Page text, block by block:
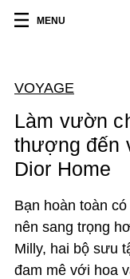
MENU
VOYAGE
Làm vườn
thượng đến
Dior Home
Bạn hoàn toàn
nên sang trọng
Milly, hai bộ sưu
đam mê với hoa